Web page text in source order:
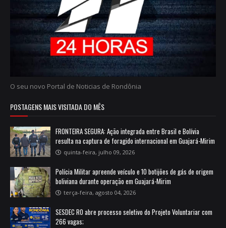
O seu novo Portal de Noticias de Rondônia
POSTAGENS MAIS VISITADA DO MÊS
FRONTEIRA SEGURA: Ação integrada entre Brasil e Bolívia
resulta na captura de foragido internacional em Guajará-Mirim
quinta-feira, julho 09, 2026
Polícia Militar apreende veículo e 10 botijões de gás de origem
boliviana durante operação em Guajará-Mirim
terça-feira, agosto 04, 2026
SESDEC RO abre processo seletivo do Projeto Voluntariar com
266 vagas;